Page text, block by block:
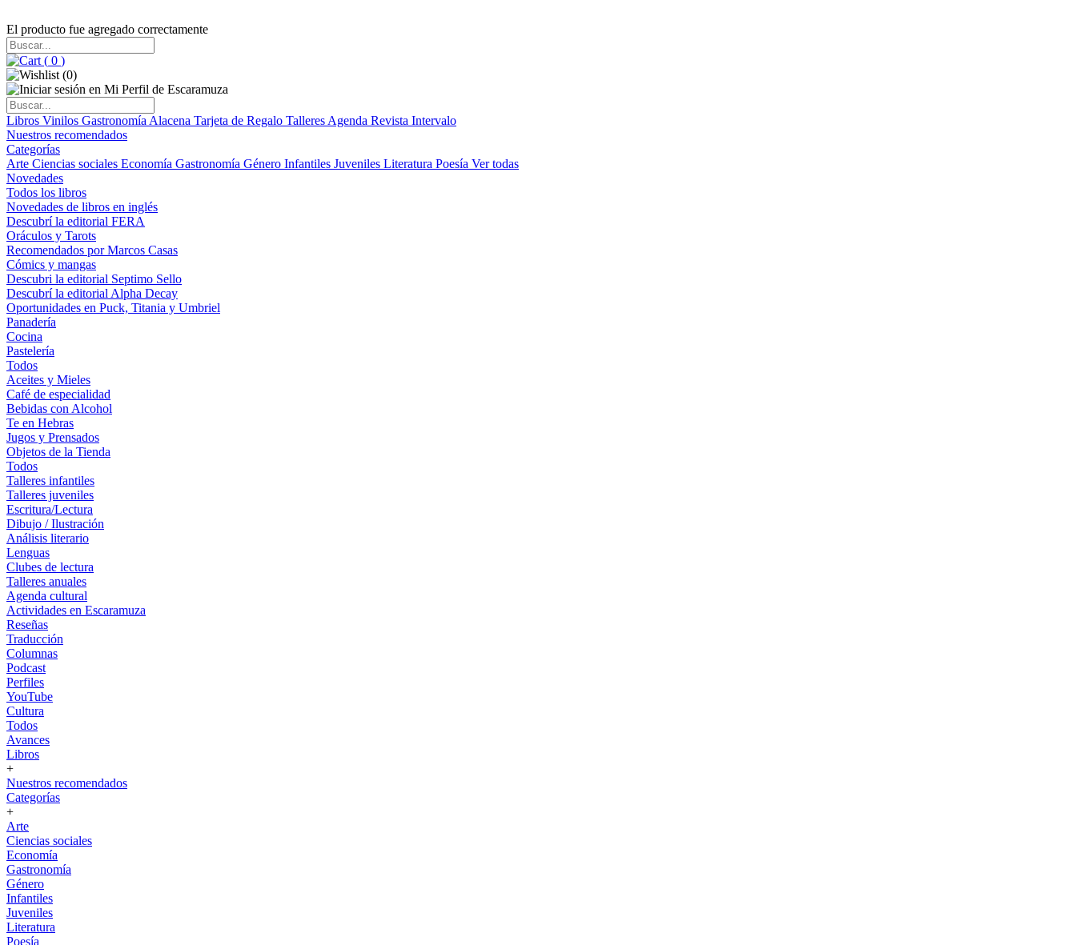
El producto fue agregado correctamente
( 0 )
(0)
Libros Vinilos Gastronomía Alacena Tarjeta de Regalo Talleres Agenda Revista Intervalo
Nuestros recomendados
Categorías
Arte Ciencias sociales Economía Gastronomía Género Infantiles Juveniles Literatura Poesía Ver todas
Novedades
Todos los libros
Novedades de libros en inglés
Descubrí la editorial FERA
Oráculos y Tarots
Recomendados por Marcos Casas
Cómics y mangas
Descubri la editorial Septimo Sello
Descubrí la editorial Alpha Decay
Oportunidades en Puck, Titania y Umbriel
Panadería
Cocina
Pastelería
Todos
Aceites y Mieles
Café de especialidad
Bebidas con Alcohol
Te en Hebras
Jugos y Prensados
Objetos de la Tienda
Todos
Talleres infantiles
Talleres juveniles
Escritura/Lectura
Dibujo / Ilustración
Análisis literario
Lenguas
Clubes de lectura
Talleres anuales
Agenda cultural
Actividades en Escaramuza
Reseñas
Traducción
Columnas
Podcast
Perfiles
YouTube
Cultura
Todos
Avances
Libros
+
Nuestros recomendados
Categorías
+
Arte
Ciencias sociales
Economía
Gastronomía
Género
Infantiles
Juveniles
Literatura
Poesía